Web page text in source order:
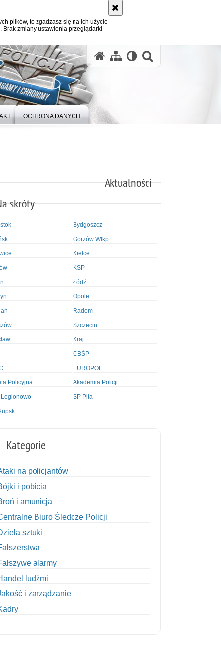
plików, to zgadzasz się na ich użycie
zmiany ustawienia przeglądarki
OCHRONA DANYCH
Aktualności
skróty
Bydgoszcz
Gorzów Wlkp.
Kielce
KSP
Łódź
Opole
Radom
Szczecin
Kraj
CBŚP
EUROPOL
Policyjna Akademia Policji
Legionowo SP Piła
Kategorie
na policjantów
i pobicia
i amunicja
Biuro Śledcze Policji
sztuki
alarmy
ludźmi
i zarządzanie